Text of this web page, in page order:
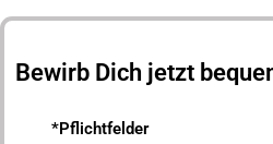
Bewirb Dich jetzt
*Pflichtfelder